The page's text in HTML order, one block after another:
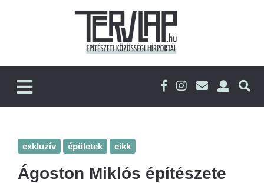
exkluzív épületek cikk
Ágoston Miklós építészete